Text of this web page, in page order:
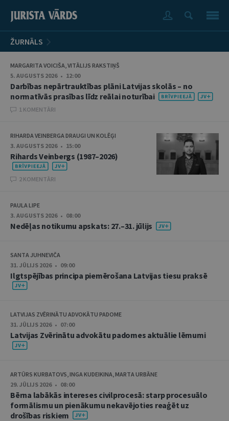
ŽURNĀLS
MARGARITA VOICIŠA, VITĀLIJS RAKSTIŅŠ
5. AUGUSTS 2026 • 12:00
Darbības nepārtrauktības plāni Latvijas skolās – no
normatīvās prasības līdz reālai noturībai
1 KOMENTĀRI
RIHARDA VEINBERGA DRAUGI UN KOLĒĢI
3. AUGUSTS 2026 • 15:00
Rihards Veinbergs (1987–2026)
2 KOMENTĀRI
PAULA LIPE
3. AUGUSTS 2026 • 08:00
Nedēļas notikumu apskats: 27.–31. jūlijs
SANTA JUHNEVIČA
31. JŪLIJS 2026 • 09:00
Ilgtspējības principa piemērošana Latvijas tiesu praksē
LATVIJAS ZVĒRINĀTU ADVOKĀTU PADOME
31. JŪLIJS 2026 • 07:00
Latvijas Zvērinātu advokātu padomes aktuālie lēmumi
ARTŪRS KURBATOVS, INGA KUDEIKINA, MARTA URBĀNE
29. JŪLIJS 2026 • 08:00
Bērna labākās intereses civilprocesā: starp procesuālo
formālismu un pienākumu nekavējoties reaģēt uz
drošības riskiem